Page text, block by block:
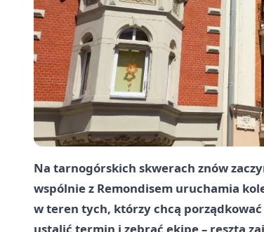
Na tarnogórskich skwerach znów
wspólnie z Remondisem uruchamia
w teren tych, którzy chcą